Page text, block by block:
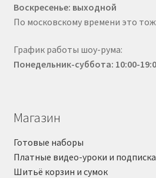
Воскресенье: выходной
По московскому времени это
График работы шоу-рума:
Понедельник-суббота: 10:00-
Магазин
Готовые наборы
Платные видео-уроки и
Шитьё корзин и сумок